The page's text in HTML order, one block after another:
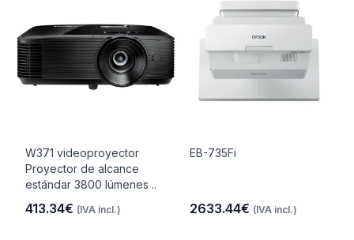
W371 videoproyector
Proyector de alcance
estándar 3800 lúmenes ..
413.34€ (IVA incl.)
EB-735Fi
2633.44€ (IVA incl.)